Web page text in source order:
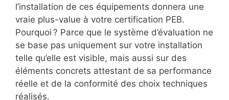
l’installation de ces équipements donnera une
vraie plus-value à votre certification PEB.
Pourquoi ? Parce que le système d’évaluation ne
se base pas uniquement sur votre installation
telle qu’elle est visible, mais aussi sur des
éléments concrets attestant de sa performance
réelle et de la conformité des choix techniques
réalisés.